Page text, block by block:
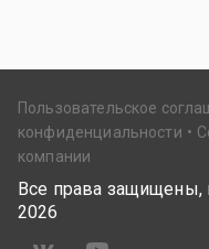
Пользовательское
конфиденциальности
компании
Все права защищены,
2026